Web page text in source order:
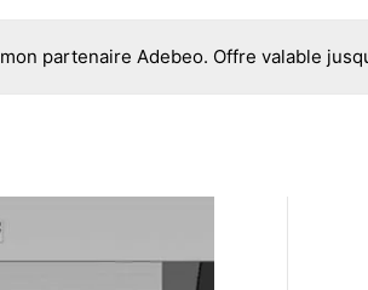
partenaire Adebeo. Offre valable